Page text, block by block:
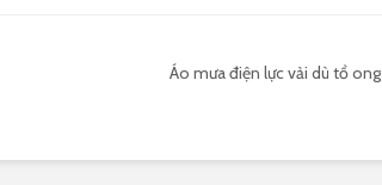
Áo mưa điện lực vải dù tổ ong